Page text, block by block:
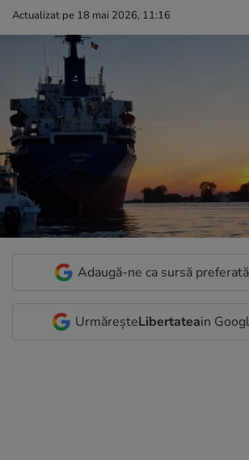
Actualizat pe 18 mai 2026, 11:16
Adaugă-ne ca sursă
UrmăreșteLibertateain